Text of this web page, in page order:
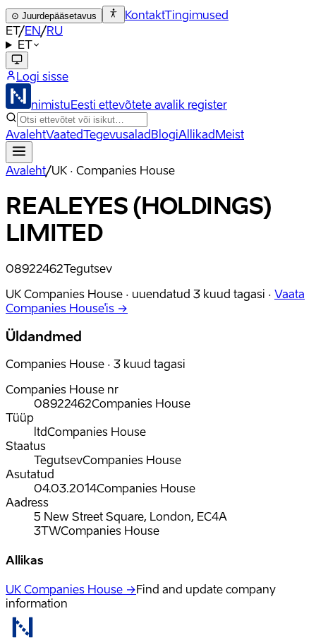
⊙ Juurdepääsetavus KontaktTingimused
ET/EN/RU
ET
Logi sisse
nimistuEesti ettevõtete avalik register
AvalehtVaatedTegevusaladBlogiAllikadMeist
Avaleht/UK · Companies House
REALEYES (HOLDINGS)
LIMITED
08922462Tegutsev
UK Companies House · uuendatud 3 kuud tagasi · Vaata
Companies House'is →
Üldandmed
Companies House · 3 kuud tagasi
Companies House nr
08922462Companies House
Tüüp
ltdCompanies House
Staatus
TegutsevCompanies House
Asutatud
04.03.2014Companies House
Aadress
5 New Street Square, London, EC4A
3TWCompanies House
Allikas
UK Companies House →Find and update company
information